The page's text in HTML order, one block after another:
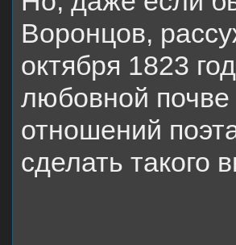
Воронцов,
октября 1823
любовной
отношений
сделать такого